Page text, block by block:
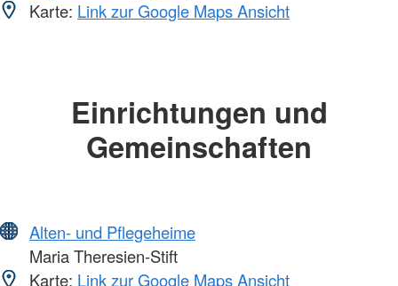
Karte: Link zur Google Maps Ansicht
Einrichtungen und
Gemeinschaften
Alten- und Pflegeheime
Maria Theresien-Stift
Karte: Link zur Google Maps Ansicht